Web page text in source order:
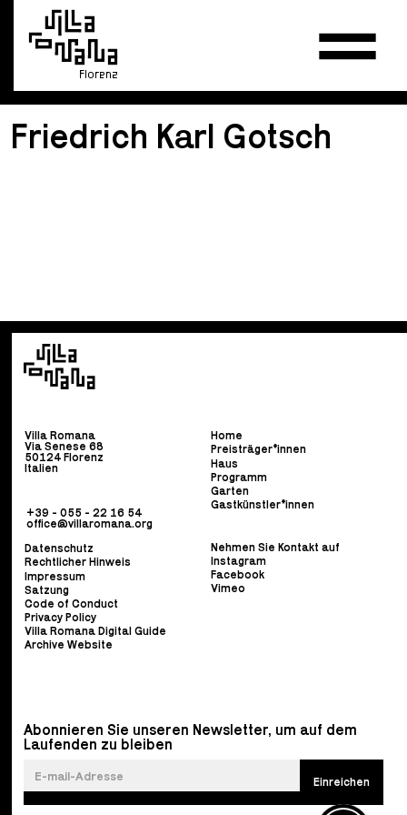
Florenz
Friedrich Karl Gotsch
Villa Romana
Via Senese 68
50124 Florenz
Italien
+39 - 055 - 22 16 54
office@villaromana.org
Home
Preisträger*innen
Haus
Programm
Garten
Gastkünstler*innen
Datenschutz
Rechtlicher Hinweis
Impressum
Satzung
Code of Conduct
Privacy Policy
Villa Romana Digital Guide
Archive Website
Nehmen Sie Kontakt auf
Instagram
Facebook
Vimeo
Abonnieren Sie unseren Newsletter, um auf dem
Laufenden zu bleiben